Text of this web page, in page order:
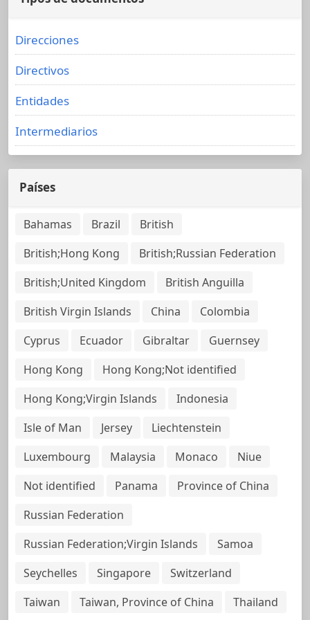
Direcciones
Directivos
Entidades
Intermediarios
Países
Bahamas Brazil
British
British;Hong Kong
British;Russian Federation
British;United Kingdom
British Anguilla
British Virgin Islands
China
Colombia
Cyprus
Ecuador Gibraltar
Guernsey
Hong Kong
Hong Kong;Not identified
Hong Kong;Virgin Islands
Indonesia
Isle of Man
Jersey
Liechtenstein
Luxembourg
Malaysia Monaco
Niue
Not identified
Panama
Province of China
Russian Federation
Russian Federation;Virgin Islands
Samoa
Seychelles
Singapore
Switzerland
Taiwan
Taiwan, Province of China Thailand